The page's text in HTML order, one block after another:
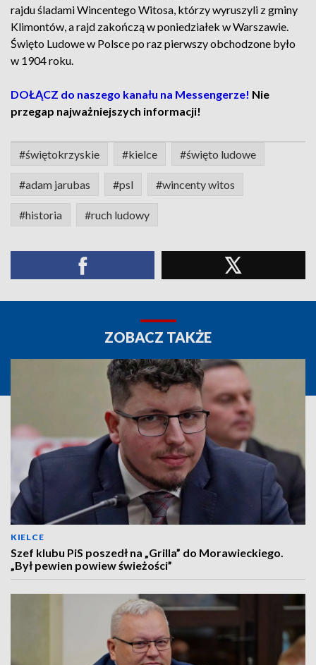
rajdu śladami Wincentego Witosa, którzy wyruszyli z gminy
Klimontów, a rajd zakończą w poniedziałek w Warszawie.
Święto Ludowe w Polsce po raz pierwszy obchodzone było
w 1904 roku.
DOŁĄCZ do naszego kanału na Messengerze! Nie
przegap najważniejszych informacji!
#świętokrzyskie #kielce #święto ludowe
#adam jarubas #psl #wincenty witos
#historia #ruch ludowy
ZOBACZ TAKŻE
KIELCE
Szef klubu PiS poszedł na „Grilla” do Morawieckiego.
„Był pewien powiew świeżości”